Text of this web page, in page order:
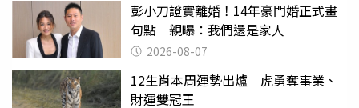
彭小刀證實離婚！14年豪門婚正式畫
句點 親曝：我們還是家人
2026-08-07
12生肖本周運勢出爐 虎勇奪事業、
財運雙冠王